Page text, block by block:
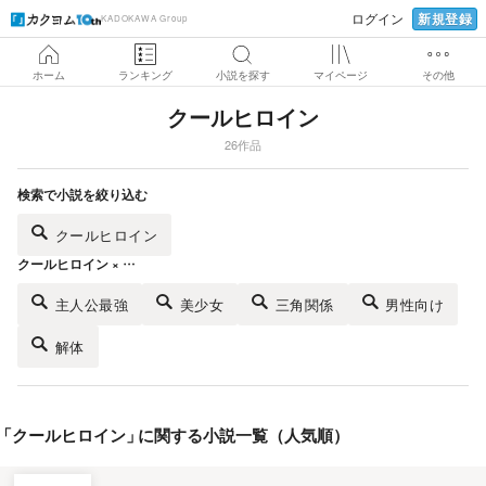
KADOKAWA Group ログイン 新規登録
ホーム ランキング 小説を探す マイページ その他
クールヒロイン
26作品
検索で小説を絞り込む
クールヒロイン
クールヒロイン × …
主人公最強 美少女 三角関係 男性向け
解体
クールヒロイン 」に関する小説一覧（人気順）